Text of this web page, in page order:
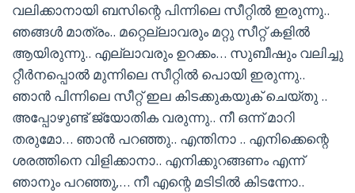
വലിക്കാനായി ബസിന്റെ പിന്നിലെ സീറ്റിൽ ഇരുന്നു..
ഞങ്ങൾ മാത്രം.. മറ്റെല്ലാവരും മറ്റു സീറ്റ്‌ കളിൽ
ആയിരുന്നു.. എല്ലാവരും ഉറക്കം… സുബീഷും വലിച്ചു
റ്റീർനപ്പൊൽ മുന്നിലെ സീറ്റിൽ പൊയി ഇരുന്നു..
ഞാൻ പിന്നിലെ സീറ്റ്‌ ഇല കിടക്കുകയുക് ചെയ്തു ..
അപ്പോഴുണ്ട് ജ്യോതിക വരുന്നു.. നീ ഒന്ന് മാറി
തരുമോ… ഞാൻ പറഞ്ഞു.. എന്തിനാ .. എനിക്കെന്റെ
ശരത്തിനെ വിളിക്കാനാ.. എനിക്കുറങ്ങണം എന്ന്
ഞാനും പറഞ്ഞു,… നീ എന്റെ മടിടിൽ കിടന്നോ..